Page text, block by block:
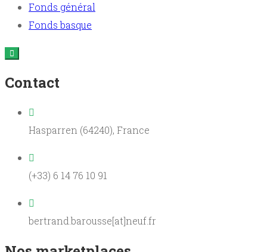
Fonds général
Fonds basque
Contact
Hasparren (64240), France
(+33) 6 14 76 10 91
bertrand.barousse[at]neuf.fr